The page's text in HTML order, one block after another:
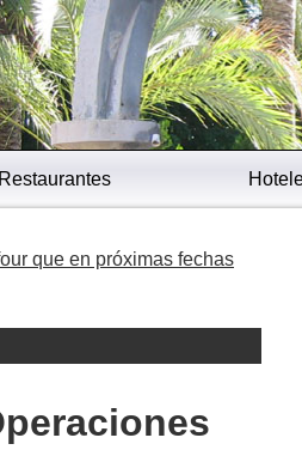
Restaurantes
que en próximas fechas